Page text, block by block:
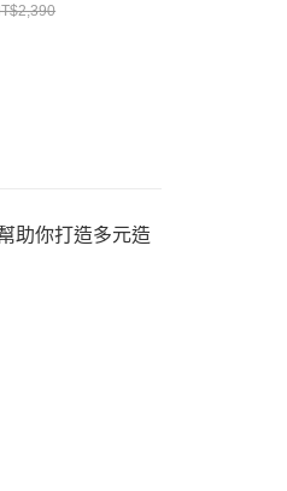
助你打造多元造